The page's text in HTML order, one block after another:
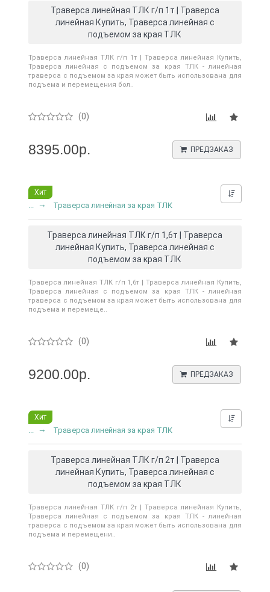
Траверса линейная ТЛК г/п 1т | Траверса
линейная Купить, Траверса линейная с
подъемом за края ТЛК
Траверса линейная ТЛК г/п 1т | Траверса линейная Купить,
Траверса линейная с подъемом за края ТЛК - линейная
траверса с подъемом за края может быть использована для
подъема и перемещения бол..
(0)
8395.00р. ПРЕДЗАКАЗ
Хит
Траверса линейная за края ТЛК
Траверса линейная ТЛК г/п 1,6т | Траверса
линейная Купить, Траверса линейная с
подъемом за края ТЛК
Траверса линейная ТЛК г/п 1,6т | Траверса линейная Купить,
Траверса линейная с подъемом за края ТЛК - линейная
траверса с подъемом за края может быть использована для
подъема и перемеще..
(0)
9200.00р. ПРЕДЗАКАЗ
Хит
Траверса линейная за края ТЛК
Траверса линейная ТЛК г/п 2т | Траверса
линейная Купить, Траверса линейная с
подъемом за края ТЛК
Траверса линейная ТЛК г/п 2т | Траверса линейная Купить,
Траверса линейная с подъемом за края ТЛК - линейная
траверса с подъемом за края может быть использована для
подъема и перемещени..
(0)